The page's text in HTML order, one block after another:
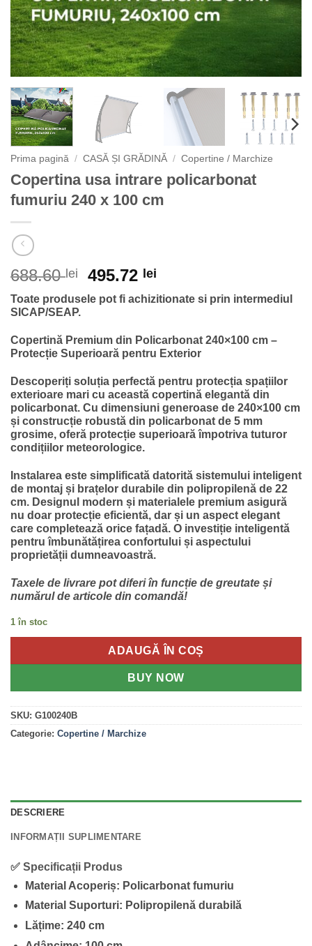
Prima pagină / CASĂ ȘI GRĂDINĂ / Copertine / Marchize
Copertina usa intrare policarbonat
fumuriu 240 x 100 cm
688.60 lei
Prețul
inițial
a
688.60 lei.
495.72 lei
curent
este:
Toate produsele pot fi achizitionate si prin intermediul
SICAP/SEAP.
Copertină Premium din Policarbonat 240×100 cm –
Protecție Superioară pentru Exterior
Descoperiți soluția perfectă pentru protecția spațiilor
exterioare mari cu această copertină elegantă din
policarbonat. Cu dimensiuni generoase de 240×100 cm
și construcție robustă din policarbonat de 5 mm
grosime, oferă protecție superioară împotriva tuturor
condițiilor meteorologice.
Instalarea este simplificată datorită sistemului inteligent
de montaj și brațelor durabile din polipropilenă de 22
cm. Designul modern și materialele premium asigură
nu doar protecție eficientă, dar și un aspect elegant
care completează orice fațadă. O investiție inteligentă
pentru îmbunătățirea confortului și aspectului
proprietății dumneavoastră.
Taxele de livrare pot diferi în funcție de greutate și
numărul de articole din comandă!
1 în stoc
ADAUGĂ ÎN COȘ
BUY NOW
SKU: G100240B
Categorie: Copertine / Marchize
DESCRIERE
INFORMAȚII SUPLIMENTARE
✅ Specificații Produs
Material Acoperiș: Policarbonat fumuriu
Material Suporturi: Polipropilenă durabilă
Lățime: 240 cm